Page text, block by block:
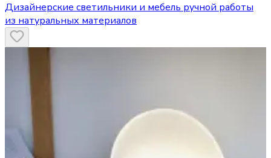
Дизайнерские светильники и мебель ручной работы
из натуральных материалов